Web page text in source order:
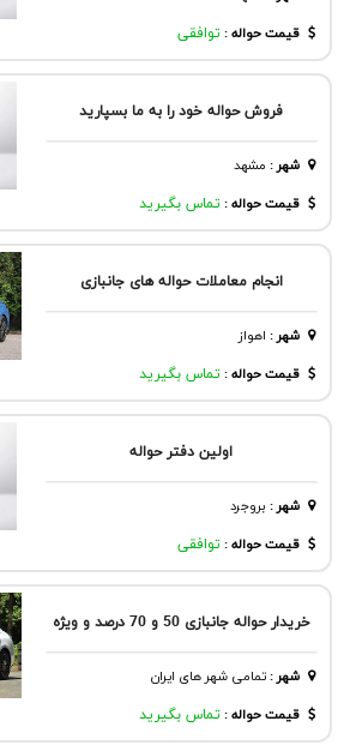
قیمت حواله : توافقی
فروش حواله خود را به ما بسپارید
شهر: مشهد
قیمت حواله : تماس بگیرید
انجام معاملات حواله های جانبازی
شهر: اهواز
قیمت حواله : تماس بگیرید
اولین دفتر حواله
شهر: بروجرد
قیمت حواله : توافقی
خریدار حواله جانبازی 50 و 70 درصد و ویژه
شهر:تمامی شهر های ایران
قیمت حواله : تماس بگیرید